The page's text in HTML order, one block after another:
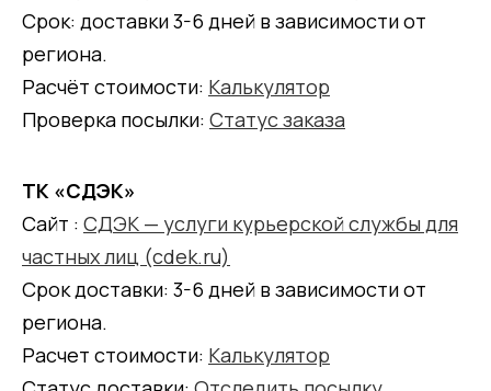
Срок: доставки 3-6 дней в зависимости от
региона.
Расчёт стоимости: Калькулятор
Проверка посылки: Статус заказа
ТК «СДЭК»
Сайт : СДЭК — услуги курьерской службы для
частных лиц (cdek.ru)
Срок доставки: 3-6 дней в зависимости от
региона.
Расчет стоимости: Калькулятор